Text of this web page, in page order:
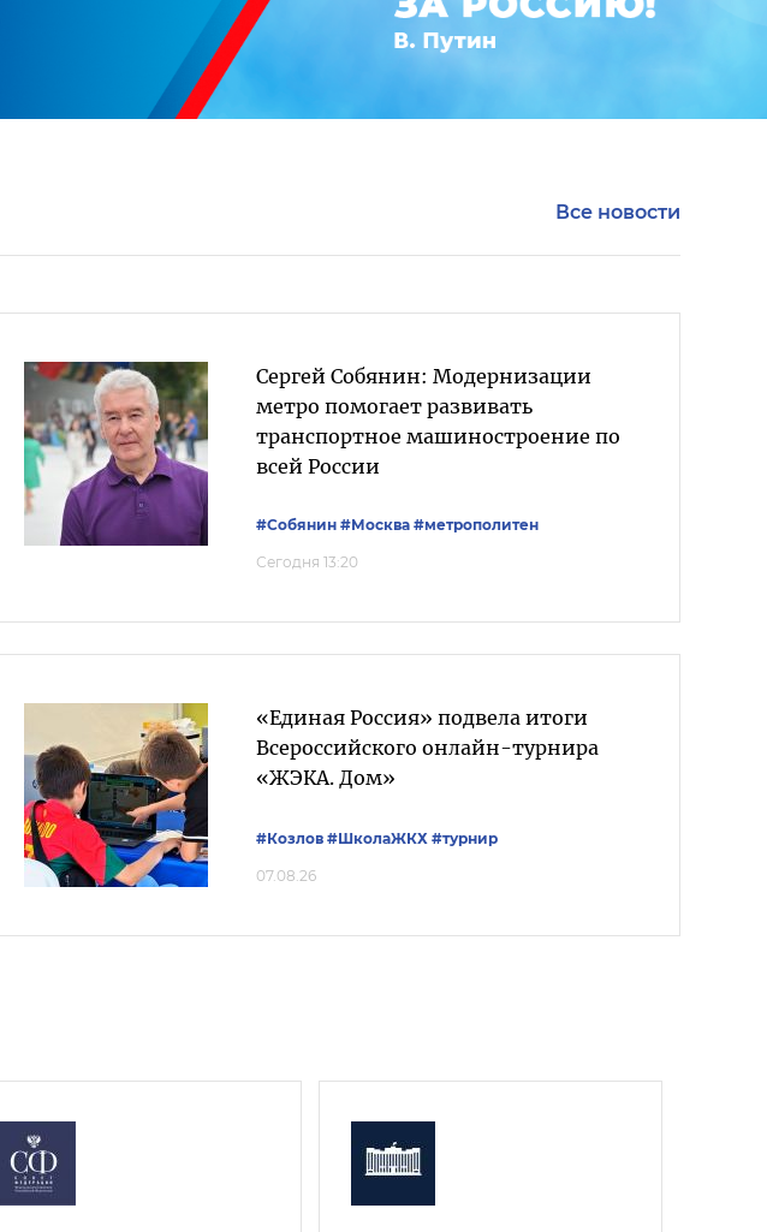
Все новости
Сергей Собянин: Модернизации
метро помогает развивать
транспортное машиностроение по
всей России
#Собянин #Москва #метрополитен
Сегодня 13:20
«Единая Россия» подвела итоги
Всероссийского онлайн-турнира
«ЖЭКА. Дом»
#Козлов #ШколаЖКХ #турнир
07.08.26